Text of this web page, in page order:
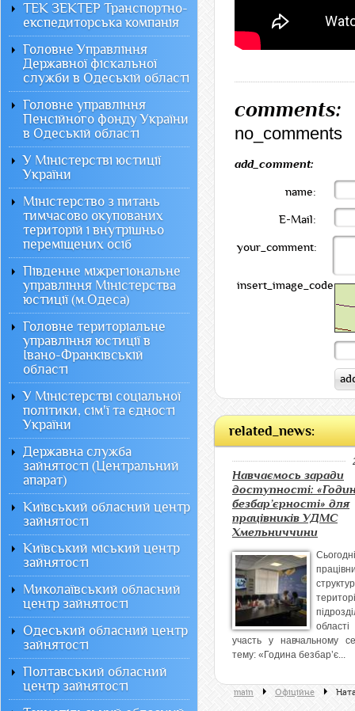
comments:
no_comments
add_comment:
name:
E-Mail:
your_comment:
insert_image_code:
related_news:
Навчаємось заради
доступності:
безбар’єрності» для
працівників УДМС
Хмельниччини
Сьогодні
участь у навчальному
тему: «Година безбар’є...
main Офiцiйне
ТЕК ЗЕКТЕР Транспортно-
експедиторська компанія
Головне Управління
Державної фіскальної
служби в Одеській області
Головне управління
Пенсійного фонду України
в Одеській області
У Міністерстві юстиції
України
Міністерство з питань
тимчасово окупованих
територій і внутрішньо
переміщених осіб
Південне міжрегіональне
управління Міністерства
юстиції (м.Одеса)
Головне територіальне
управління юстиції в
Івано-Франківській
області
У Міністерстві соціальної
політики, сім'ї та єдності
України
Державна служба
зайнятості (Центральний
апарат)
Київський обласний центр
зайнятості
Київський міський центр
зайнятості
Миколаївський обласний
центр зайнятості
Одеський обласний центр
зайнятості
Полтавський обласний
центр зайнятості